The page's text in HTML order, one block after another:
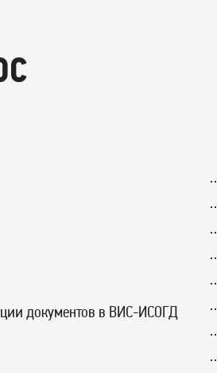
документов в ВИС-ИСОГД